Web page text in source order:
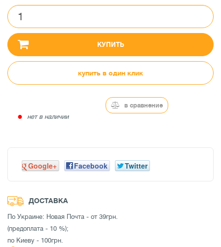
КУПИТЬ
купить в один клик
● нет в наличии
в сравнение
Google+ Facebook Twitter
ДОСТАВКА
По Украине: Новая Почта - от 39грн.
(предоплата - 10 %);
по Киеву - 100грн.